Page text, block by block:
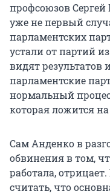
профсоюзов Сергей
уже не первый
парламентских
устали от партий
видят результатов
парламентские
нормальный
которая ложится
Сам Анденко в
обвинения в том,
работала,
считать, что